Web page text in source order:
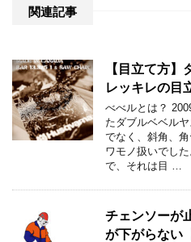
関連記事
【目立て方
レッキレの目
べべルとは？
たダブルベベル
でなく、斜角、
ワモノ扱いでし
で、それは目 …
チェンソーが
が下がらない